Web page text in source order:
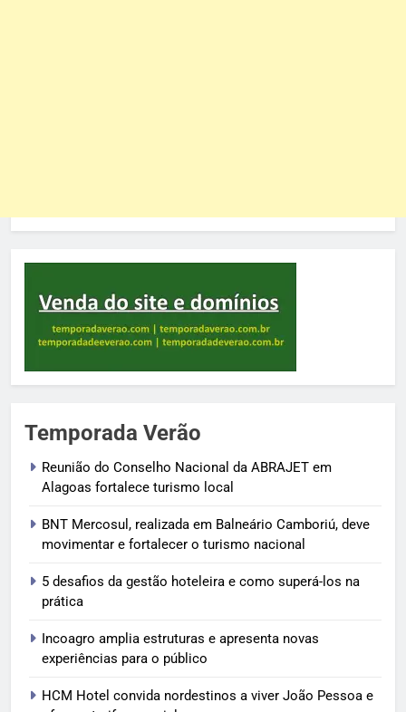
Temporada Verão
Reunião do Conselho Nacional da ABRAJET em
Alagoas fortalece turismo local
BNT Mercosul, realizada em Balneário Camboriú, deve
movimentar e fortalecer o turismo nacional
5 desafios da gestão hoteleira e como superá-los na
prática
Incoagro amplia estruturas e apresenta novas
experiências para o público
HCM Hotel convida nordestinos a viver João Pessoa e